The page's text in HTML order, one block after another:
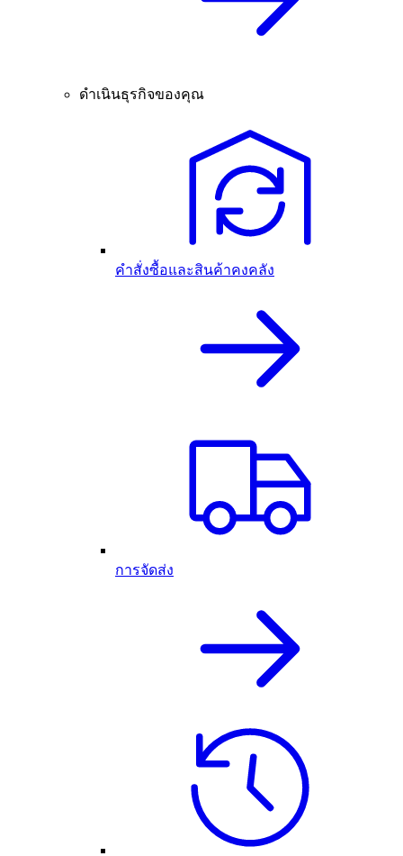
ดำเนินธุรกิจของคุณ
คำสั่งซื้อและสินค้าคงคลัง
การจัดส่ง